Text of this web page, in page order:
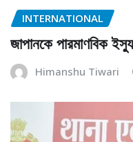
INTERNATIONAL
জাপানকে পারমাণবিক
Himanshu Tiwari